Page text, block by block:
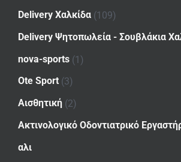
Delivery Χαλκίδα (109)
Delivery Ψητοπωλεία - Σουβλάκια
nova-sports (1)
Ote Sport (3)
Αισθητική (2)
Ακτινολογικό Οδοντιατρικό
αλι